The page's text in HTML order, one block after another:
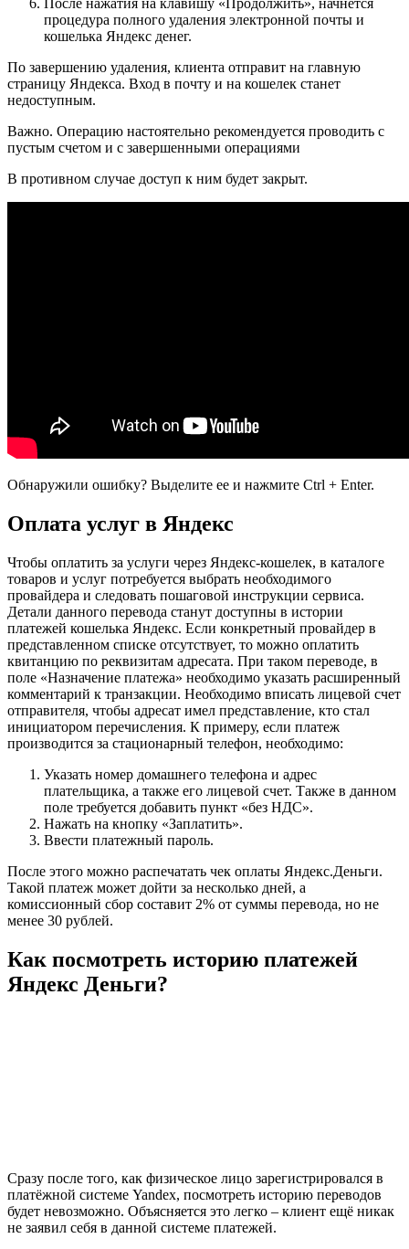
После нажатия на клавишу «Продолжить», начнется
процедура полного удаления электронной почты и
кошелька Яндекс денег.
По завершению удаления, клиента отправит на главную
страницу Яндекса. Вход в почту и на кошелек станет
недоступным.
Важно. Операцию настоятельно рекомендуется проводить с
пустым счетом и с завершенными операциями
В противном случае доступ к ним будет закрыт.
Обнаружили ошибку? Выделите ее и нажмите Ctrl + Enter.
Оплата услуг в Яндекс
Чтобы оплатить за услуги через Яндекс-кошелек, в каталоге
товаров и услуг потребуется выбрать необходимого
провайдера и следовать пошаговой инструкции сервиса.
Детали данного перевода станут доступны в истории
платежей кошелька Яндекс. Если конкретный провайдер в
представленном списке отсутствует, то можно оплатить
квитанцию по реквизитам адресата. При таком переводе, в
поле «Назначение платежа» необходимо указать расширенный
комментарий к транзакции. Необходимо вписать лицевой счет
отправителя, чтобы адресат имел представление, кто стал
инициатором перечисления. К примеру, если платеж
производится за стационарный телефон, необходимо:
Указать номер домашнего телефона и адрес
плательщика, а также его лицевой счет. Также в данном
поле требуется добавить пункт «без НДС».
Нажать на кнопку «Заплатить».
Ввести платежный пароль.
После этого можно распечатать чек оплаты Яндекс.Деньги.
Такой платеж может дойти за несколько дней, а
комиссионный сбор составит 2% от суммы перевода, но не
менее 30 рублей.
Как посмотреть историю платежей
Яндекс Деньги?
Сразу после того, как физическое лицо зарегистрировался в
платёжной системе Yandex, посмотреть историю переводов
будет невозможно. Объясняется это легко – клиент ещё никак
не заявил себя в данной системе платежей.